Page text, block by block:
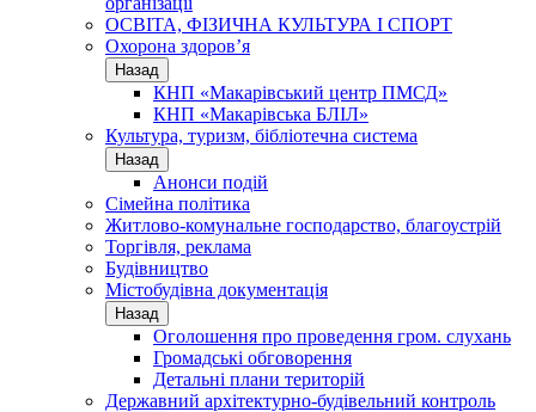
ОСВІТА, ФІЗИЧНА КУЛЬТУРА І СПОРТ
Охорона здоров’я
Назад
КНП «Макарівський центр ПМСД»
КНП «Макарівська БЛІЛ»
Культура, туризм, бібліотечна система
Назад
Анонси подій
Сімейна політика
Житлово-комунальне господарство, благоустрій
Торгівля, реклама
Будівництво
Містобудівна документація
Назад
Оголошення про проведення гром. слухань
Громадські обговорення
Детальні плани територій
Державний архітектурно-будівельний контроль